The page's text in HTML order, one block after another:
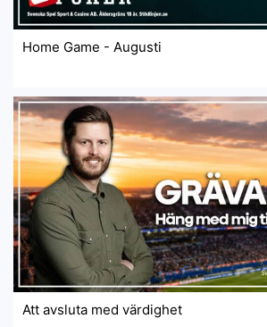
Home Game - Augusti
Att avsluta med värdighet